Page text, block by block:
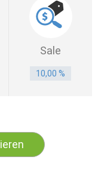
Sale
10,00 %